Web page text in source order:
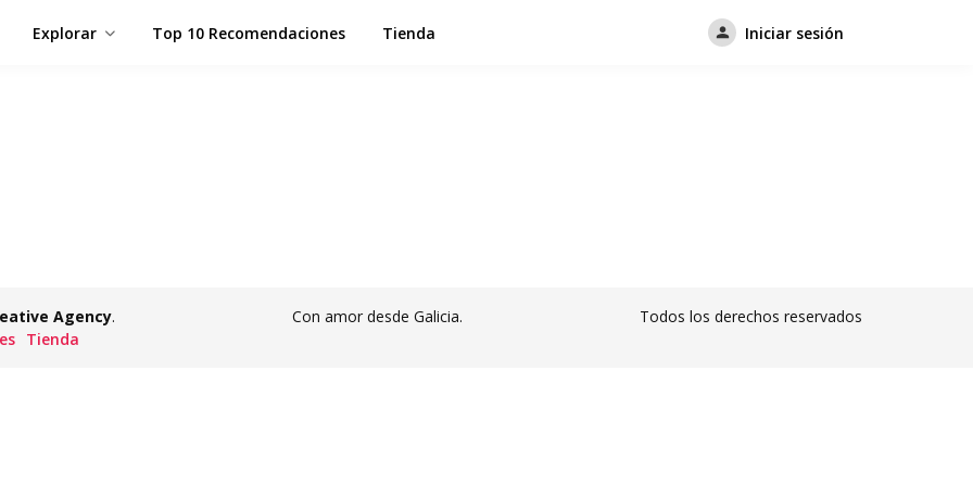
Explorar Top 10 Recomendaciones Tienda Iniciar sesión
Agency. Con amor desde Galicia.
Todos los derechos reservados
Tienda